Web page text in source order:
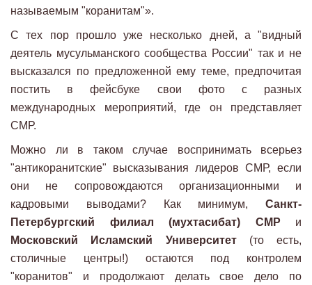
называемым "коранитам"».
С тех пор прошло уже несколько дней, а "видный
деятель мусульманского сообщества России" так и не
высказался по предложенной ему теме, предпочитая
постить в фейсбуке свои фото с разных
международных мероприятий, где он представляет
СМР.
Можно ли в таком случае воспринимать всерьез
"антикоранитские" высказывания лидеров СМР, если
они не сопровождаются организационными и
кадровыми выводами? Как минимум, Санкт-
Петербургский филиал (мухтасибат) СМР и
Московский Исламский Университет(то есть,
столичные центры!) остаются под контролем
"коранитов" и продолжают делать свое дело по